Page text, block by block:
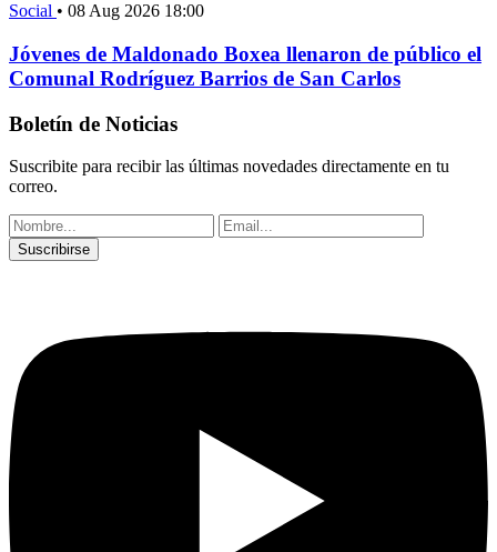
Social • 08 Aug 2026 18:00
Jóvenes de Maldonado Boxea llenaron de público el
Comunal Rodríguez Barrios de San Carlos
Boletín de Noticias
Suscribite para recibir las últimas novedades directamente en tu
correo.
Suscribirse